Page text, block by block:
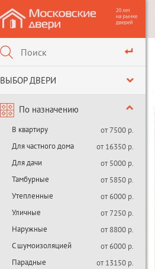
ВЫБОР ДВЕРИ
По назначению
В квартиру
от 7500 р.
Для частного дома
от 16350 р.
Для дачи
от 5000 р.
Тамбурные
от 5850 р.
Утепленные
от 6000 р.
Уличные
от 7250 р.
Наружные
от 8800 р.
С шумоизоляцией
от 6000 р.
Парадные
от 13150 р.